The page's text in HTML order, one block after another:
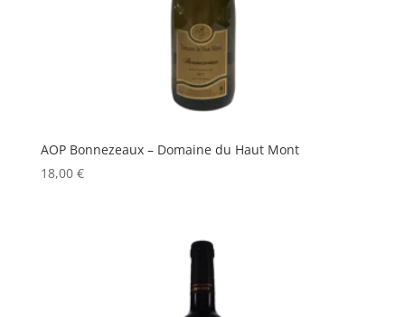
AOP Bonnezeaux – Domaine du Haut Mont
18,00 €